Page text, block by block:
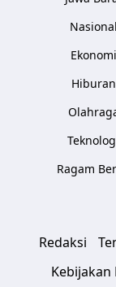
Nasional
Ekonomi
Hiburan
Ragam
Redaksi
Kebijakan